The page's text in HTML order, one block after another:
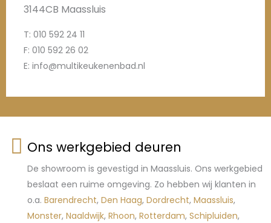
3144CB Maassluis
T: 010 592 24 11
F: 010 592 26 02
E: info@multikeukenenbad.nl
Ons werkgebied deuren
De showroom is gevestigd in Maassluis. Ons werkgebied
beslaat een ruime omgeving. Zo hebben wij klanten in
o.a. Barendrecht, Den Haag, Dordrecht, Maassluis,
Monster, Naaldwijk, Rhoon, Rotterdam, Schipluiden,